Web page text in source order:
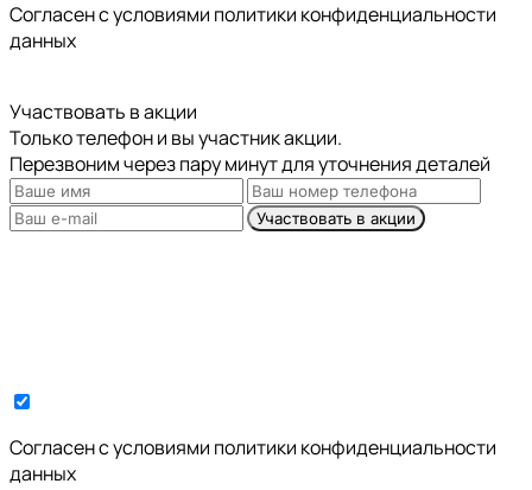
Cогласен с условиями политики конфиденциальности
данных
Участвовать в акции
Только телефон и вы участник акции.
Перезвоним через пару минут для уточнения деталей
Участвовать в акции
Cогласен с условиями политики конфиденциальности
данных